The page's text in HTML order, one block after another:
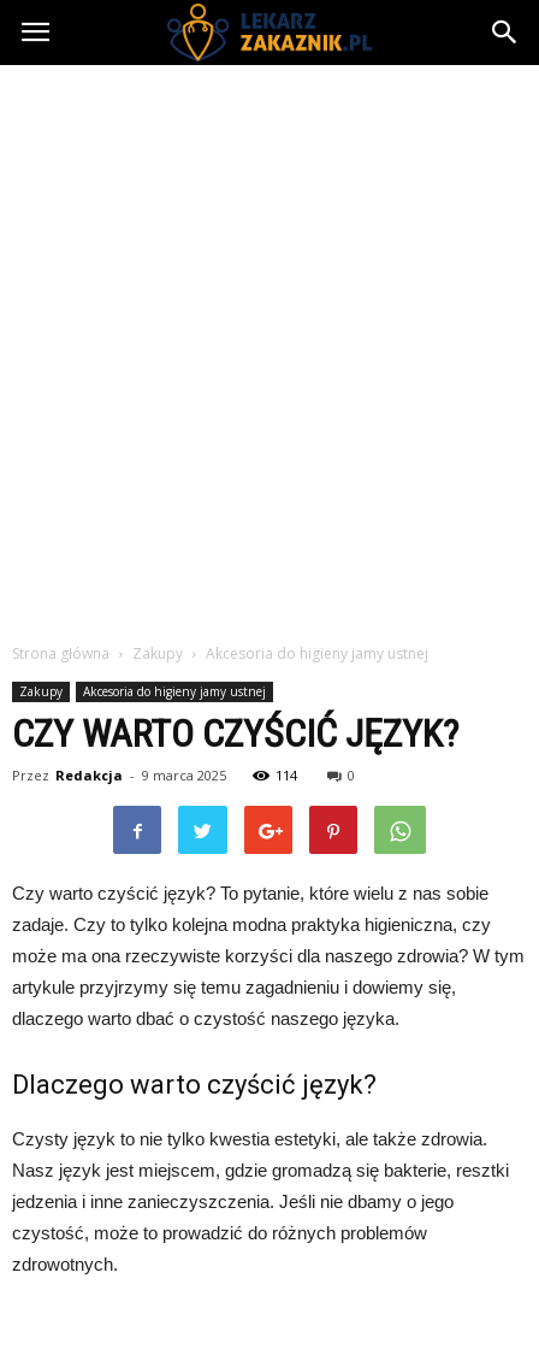
Lekarzzakaznik.pl
Strona główna Zakupy Akcesoria do higieny jamy ustnej
Zakupy Akcesoria do higieny jamy ustnej
CZY WARTO CZYŚCIĆ JĘZYK?
Przez Redakcja - 9 marca 2025 114 0
Czy warto czyścić język? To pytanie, które wielu z nas sobie
zadaje. Czy to tylko kolejna modna praktyka higieniczna, czy
może ma ona rzeczywiste korzyści dla naszego zdrowia? W tym
artykule przyjrzymy się temu zagadnieniu i dowiemy się,
dlaczego warto dbać o czystość naszego języka.
Dlaczego warto czyścić język?
Czysty język to nie tylko kwestia estetyki, ale także zdrowia.
Nasz język jest miejscem, gdzie gromadzą się bakterie, resztki
jedzenia i inne zanieczyszczenia. Jeśli nie dbamy o jego
czystość, może to prowadzić do różnych problemów
zdrowotnych.